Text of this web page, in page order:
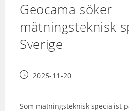
Geocama söker
mätningsteknisk
Sverige
2025-11-20
Som mätningsteknisk specialist